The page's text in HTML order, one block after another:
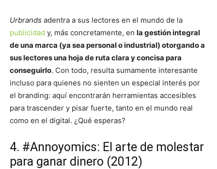
Urbrands adentra a sus lectores en el mundo de la
publicidad y, más concretamente, en la gestión integral
de una marca (ya sea personal o industrial) otorgando a
sus lectores una hoja de ruta clara y concisa para
conseguirlo. Con todo, resulta sumamente interesante
incluso para quienes no sienten un especial interés por
el branding: aquí encontrarán herramientas accesibles
para trascender y pisar fuerte, tanto en el mundo real
como en el digital. ¿Qué esperas?
4. #Annoyomics: El arte de molestar
para ganar dinero (2012)